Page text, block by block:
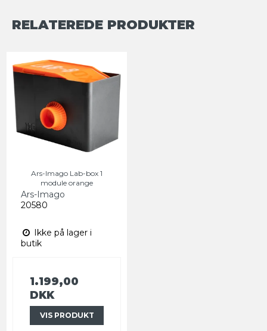
RELATEREDE PRODUKTER
Ars-Imago Lab-box 1
module orange
Ars-Imago
20580
Ikke på lager i
butik
1.199,00
DKK
VIS PRODUKT